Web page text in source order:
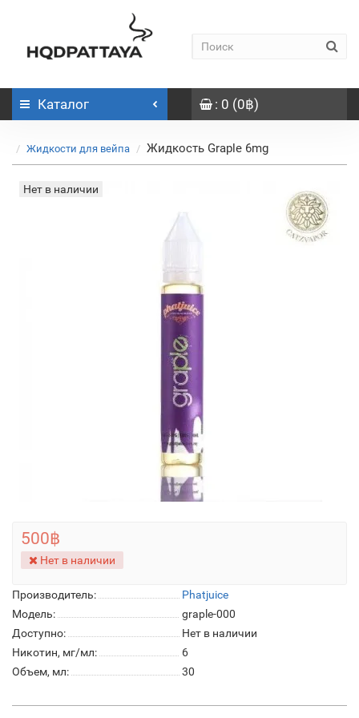
Каталог : 0 (0฿)
Жидкости для вейпа Жидкость Graple 6mg
Нет в наличии
Производитель:
Phatjuice
Модель:
graple-000
Доступно:
Нет в наличии
Никотин, мг/мл:
6
Объем, мл:
30
500฿
Нет в наличии